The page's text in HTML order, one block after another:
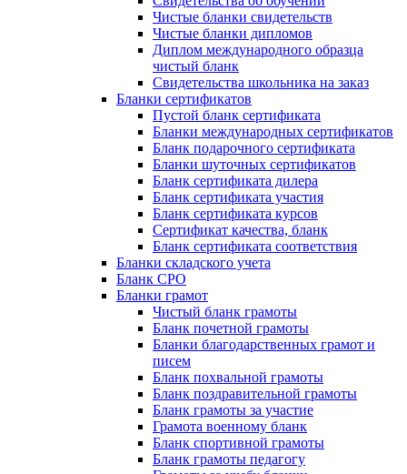
Чистые бланки свидетельств
Чистые бланки дипломов
Диплом международного образца
чистый бланк
Свидетельства школьника на заказ
Бланки сертификатов
Пустой бланк сертификата
Бланки международных сертификатов
Бланк подарочного сертификата
Бланки шуточных сертификатов
Бланк сертификата дилера
Бланк сертификата участия
Бланк сертификата курсов
Сертификат качества, бланк
Бланк сертификата соответствия
Бланки складского учета
Бланк СРО
Бланки грамот
Чистый бланк грамоты
Бланк почетной грамоты
Бланки благодарственных грамот и
писем
Бланк похвальной грамоты
Бланк поздравительной грамоты
Бланк грамоты за участие
Грамота военному бланк
Бланк спортивной грамоты
Бланк грамоты педагогу